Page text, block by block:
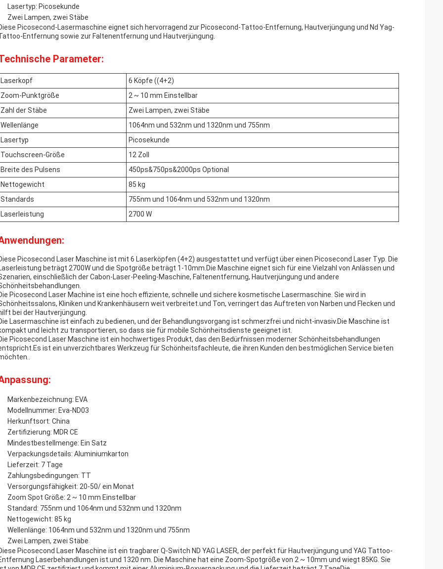
Lasertyp: Picosekunde
Zwei Lampen, zwei Stäbe
Picosecond-Lasermaschine eignet sich hervorragend zur Picosecond-Tattoo-Entfernung, Hautverjüngung und Nd Yag-
Entfernung sowie zur Faltenentfernung und Hautverjüngung.
Parameter:
Laserkopf
6 Köpfe ((4+2)
Zoom-Punktgröße
2 ~ 10 mm Einstellbar
Zahl der Stäbe
Zwei Lampen, zwei Stäbe
Wellenlänge
1064nm und 532nm und 1320nm und 755nm
Lasertyp
Picosekunde
Touchscreen-Größe
12 Zoll
Breite des Pulsens
450ps&750ps&2000ps Optional
Nettogewicht
85 kg
Standards
755nm und 1064nm und 532nm und 1320nm
Laserleistung
2700 W
Picosecond Laser Maschine ist mit 6 Laserköpfen (4+2) ausgestattet und verfügt über einen Picosecond Laser Typ. Die
beträgt 2700W und die Spotgröße beträgt 1-10mm.Die Maschine eignet sich für eine Vielzahl von Anlässen und
einschließlich der Cabon-Laser-Peeling-Maschine, Faltenentfernung, Hautverjüngung und andere
Picosecond Laser Machine ist eine hoch effiziente, schnelle und sichere kosmetische Lasermaschine. Sie wird in
Kliniken und Krankenhäusern weit verbreitet.und Ton, verringert das Auftreten von Narben und Flecken und
bei der Hautverjüngung.
Lasermaschine ist einfach zu bedienen, und der Behandlungsvorgang ist schmerzfrei und nicht-invasiv.Die Maschine ist
und leicht zu transportieren, so dass sie für mobile Schönheitsdienste geeignet ist.
Picosecond Laser Maschine ist ein hochwertiges Produkt, das den Bedürfnissen moderner Schönheitsbehandlungen
ist ein unverzichtbares Werkzeug für Schönheitsfachleute, die ihren Kunden den bestmöglichen Service bieten
Markenbezeichnung: EVA
Modellnummer: Eva-ND03
Herkunftsort: China
Zertifizierung: MDR CE
Mindestbestellmenge: Ein Satz
Verpackungsdetails: Aluminiumkarton
Lieferzeit: 7 Tage
Zahlungsbedingungen: TT
Versorgungsfähigkeit: 20-50/ ein Monat
Zoom Spot Größe: 2 ~ 10 mm Einstellbar
Standard: 755nm und 1064nm und 532nm und 1320nm
Nettogewicht: 85 kg
Wellenlänge: 1064nm und 532nm und 1320nm und 755nm
Zwei Lampen, zwei Stäbe
Picosecond Laser Maschine ist ein tragbarer Q-Switch ND YAG LASER, der perfekt für Hautverjüngung und YAG Tattoo-
Laserbehandlungen ist.und 1320 nm. Die Maschine hat eine Zoom-Spotgröße von 2 ~ 10mm und wiegt 85KG. Sie